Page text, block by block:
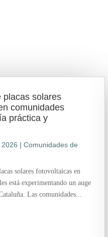
placas solares
comunidades
práctica y
| Comunidades de
solares fotovoltaicas en
está experimentando un auge
Las comunidades...